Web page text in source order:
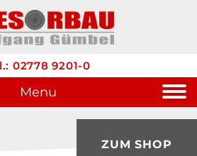
ZUM SHOP
02778 9201-0
Menu